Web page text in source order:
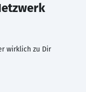
wirklich zu Dir